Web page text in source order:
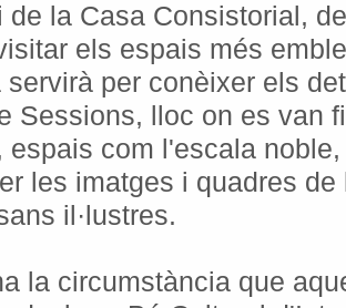
de la Casa Consistorial,
els espais més
servirà per conèixer els
Sessions, lloc on es van
espais com l'escala
les imatges i quadres de
il·lustres.
la circumstància que